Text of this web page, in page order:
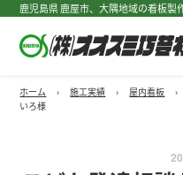
鹿児島県 鹿屋市、大隅地域の看板製
ホーム › 施工実績 › 屋内看板 ›
いろ様